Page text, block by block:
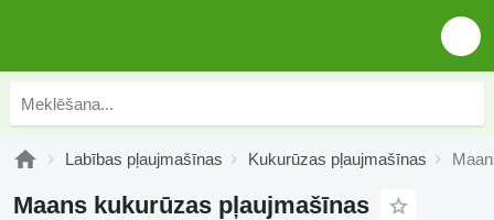
Labības pļaujmašīnas Kukurūzas pļaujmašīnas
Maans kukurūzas pļaujmašīnas